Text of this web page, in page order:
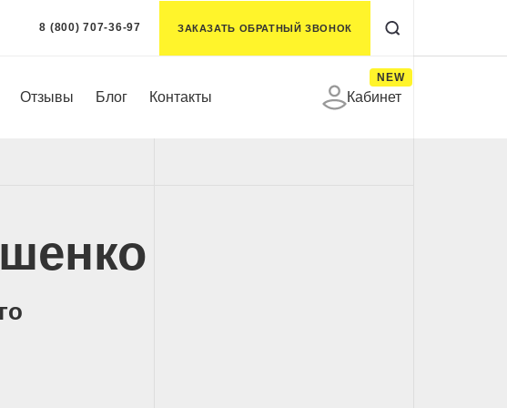
8 (800) 707-36-97 ЗАКАЗАТЬ ОБРАТНЫЙ ЗВОНОК
Отзывы Блог Контакты Кабинет
NEW